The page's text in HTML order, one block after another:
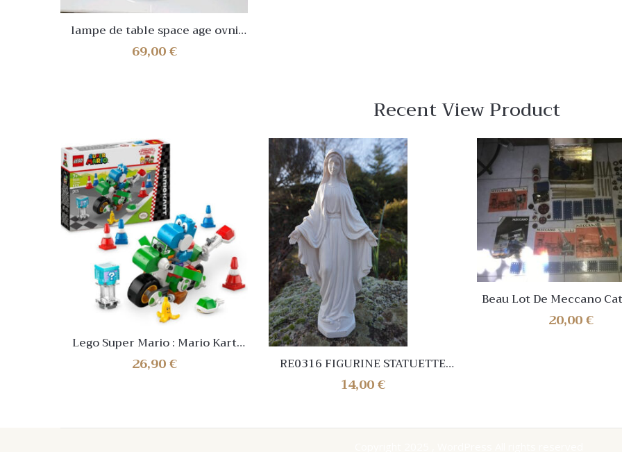
lampe de table space age ovni
metal vintage ufo esprit
paquebot champignon
69,00€
Recent View Product
Lego Super Mario : Mario Kart
Yoshi
26,90€ RE0316 FIGURINE STATUETTE
VIERGE BLANCHE 25 CM JESUS
RELIGIEUX RESINE LOURDES
14,00€
Beau Lot De Meccano
Moteur Notices
20,00€